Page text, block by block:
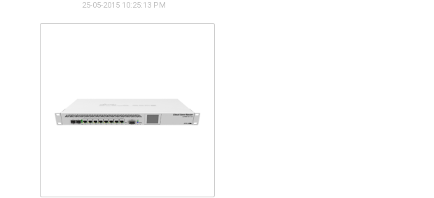
25-05-2015 10:25:13 PM